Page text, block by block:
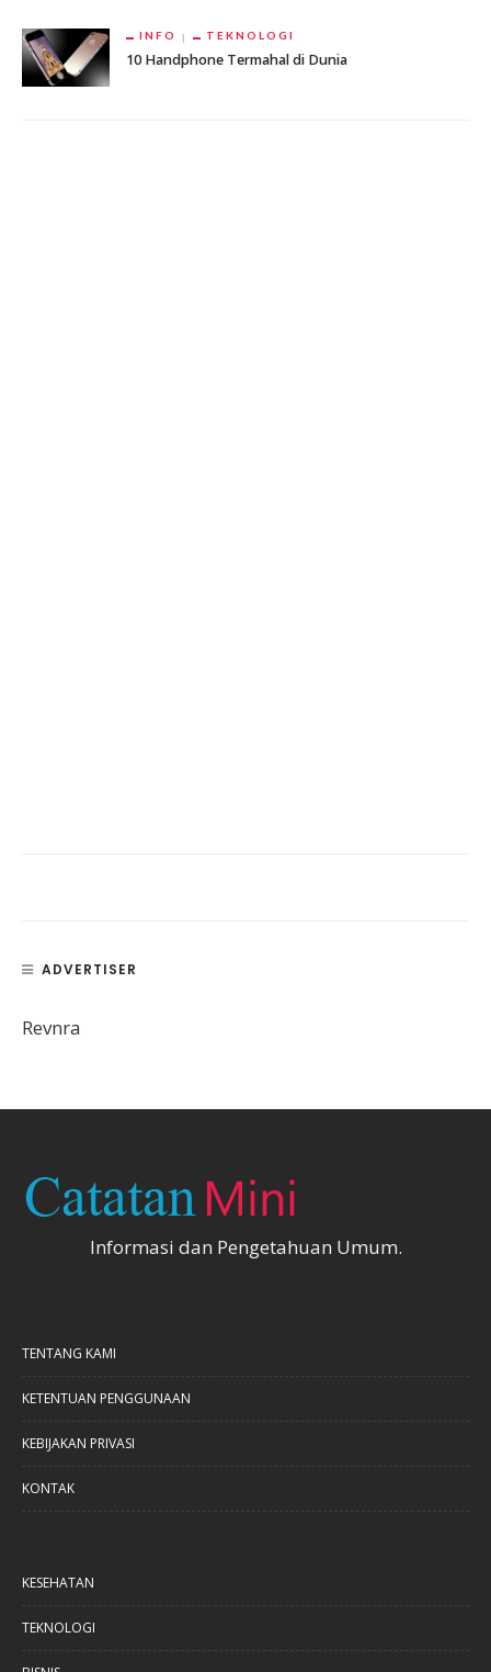
INFO TEKNOLOGI
10 Handphone Termahal di Dunia
ADVERTISER
Revnra
Informasi dan Pengetahuan Umum.
TENTANG KAMI
KETENTUAN PENGGUNAAN
KEBIJAKAN PRIVASI
KONTAK
KESEHATAN
TEKNOLOGI